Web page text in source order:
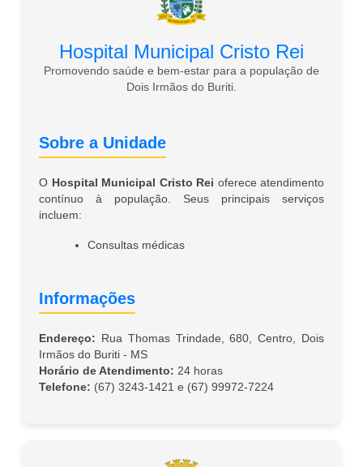
Hospital Municipal Cristo Rei
Promovendo saúde e bem-estar para a população de
Dois Irmãos do Buriti.
Sobre a Unidade
O Hospital Municipal Cristo Rei oferece atendimento
contínuo à população. Seus principais serviços
incluem:
Consultas médicas
Informações
Endereço: Rua Thomas Trindade, 680, Centro, Dois
Irmãos do Buriti - MS
Horário de Atendimento: 24 horas
Telefone: (67) 3243-1421 e (67) 99972-7224